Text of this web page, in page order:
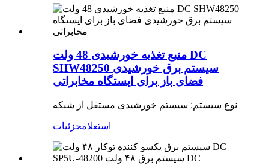
منبع تغذیه خورشیدی 48 ولت DC
SHW48250 سیستم برق خورشیدی
فضای باز برای ایستگاه مخابراتی
نوع سیستم: سیستم خورشیدی مستقل از شبکه
استعلامجزئیات